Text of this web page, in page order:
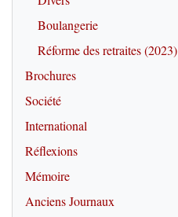
Boulangerie
Réforme des retraites (2023)
Brochures
Société
International
Réflexions
Mémoire
Anciens Journaux